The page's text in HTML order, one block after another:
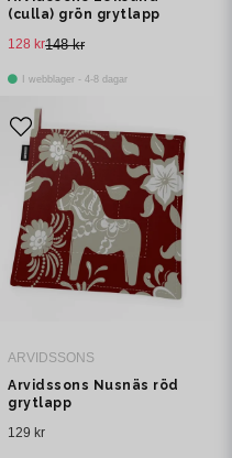
(culla) grön grytlapp
148 kr
128 kr
I webblager - 4-8 dagar
ARVIDSSONS
Arvidssons Nusnäs röd
grytlapp
129 kr